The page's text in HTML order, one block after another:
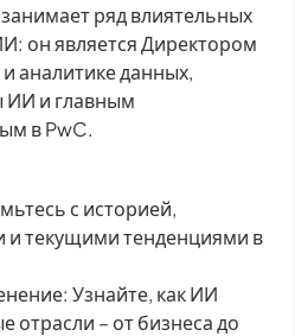
ряд влиятельных
он является Директором
аналитике данных,
ИИ и главным
в PwC.
с историей,
текущими тенденциями в
Узнайте, как ИИ
отрасли – от бизнеса до